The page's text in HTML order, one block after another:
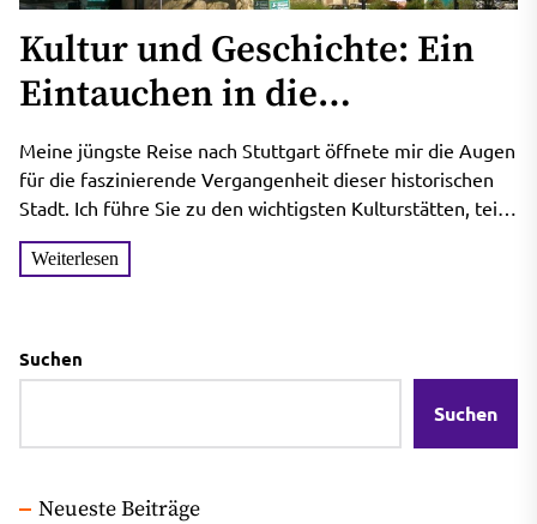
Kultur und Geschichte: Ein
Eintauchen in die
faszinierende Vergangenheit
Stuttgarts
Meine jüngste Reise nach Stuttgart öffnete mir die Augen
für die faszinierende Vergangenheit dieser historischen
Stadt. Ich führe Sie zu den wichtigsten Kulturstätten, teile
meine...
Weiterlesen
Suchen
Suchen
Neueste Beiträge